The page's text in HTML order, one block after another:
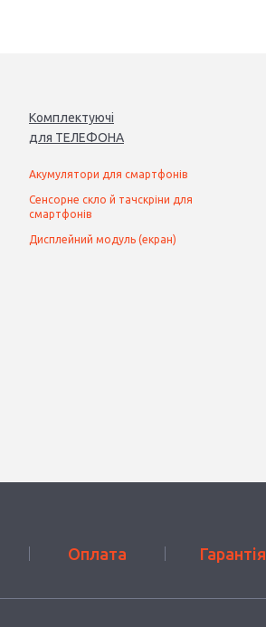
Комплектуючі
для ТЕЛЕФОНА
Акумулятори для смартфонів
Сенсорне скло й тачскріни для
смартфонів
Дисплейний модуль (екран)
Оплата Гарантія